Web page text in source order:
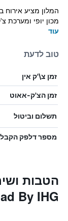
מכון יופי ומערכת
עוד
טוב לדעת
זמן צ\'ק אין
זמן הצ'ק-אאוט
תשלום וביטול
מספר דלפק
By IHG